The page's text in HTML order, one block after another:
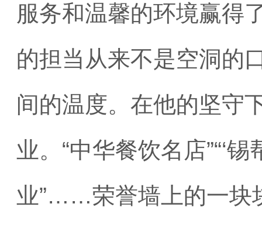
服务和温馨的环境赢得
的担当从来不是空洞的
间的温度。在他的坚守
业。“中华餐饮名店”“‘
业”……荣誉墙上的一块